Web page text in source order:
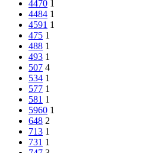
4470 1
4484 1
4591 1
475 1
488 1
493 1
507 4
534 1
577 1
581 1
5960 1
648 2
713 1
731 1